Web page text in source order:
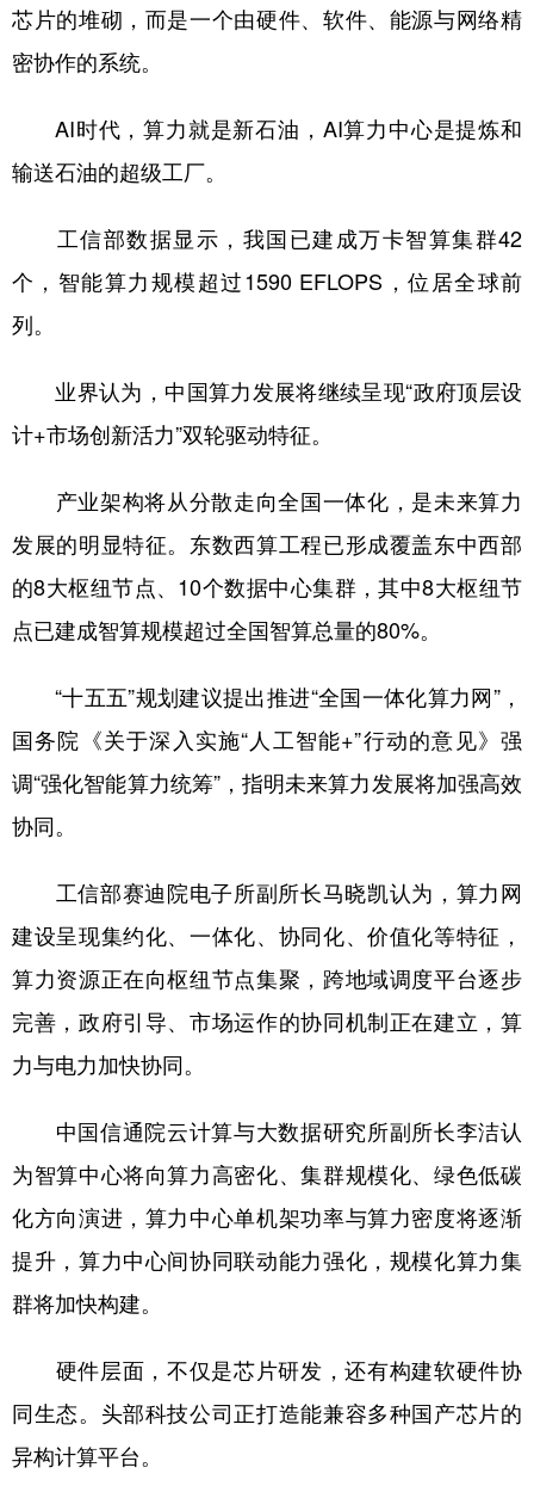
芯片的堆砌，而是一个由硬件、软件、能源与网络精
密协作的系统。
AI时代，算力就是新石油，AI算力中心是提炼和
输送石油的超级工厂。
工信部数据显示，我国已建成万卡智算集群42
个，智能算力规模超过1590 EFLOPS，位居全球前
列。
业界认为，中国算力发展将继续呈现“政府顶层设
计+市场创新活力”双轮驱动特征。
产业架构将从分散走向全国一体化，是未来算力
发展的明显特征。东数西算工程已形成覆盖东中西部
的8大枢纽节点、10个数据中心集群，其中8大枢纽节
点已建成智算规模超过全国智算总量的80%。
“十五五”规划建议提出推进“全国一体化算力网”，
国务院《关于深入实施“人工智能+”行动的意见》强
调“强化智能算力统筹”，指明未来算力发展将加强高效
协同。
工信部赛迪院电子所副所长马晓凯认为，算力网
建设呈现集约化、一体化、协同化、价值化等特征，
算力资源正在向枢纽节点集聚，跨地域调度平台逐步
完善，政府引导、市场运作的协同机制正在建立，算
力与电力加快协同。
中国信通院云计算与大数据研究所副所长李洁认
为智算中心将向算力高密化、集群规模化、绿色低碳
化方向演进，算力中心单机架功率与算力密度将逐渐
提升，算力中心间协同联动能力强化，规模化算力集
群将加快构建。
硬件层面，不仅是芯片研发，还有构建软硬件协
同生态。头部科技公司正打造能兼容多种国产芯片的
异构计算平台。